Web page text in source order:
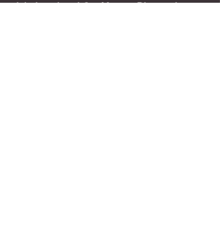
Join from here! Get Meetup Discount!